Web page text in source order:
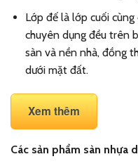
Lớp đế là lớp cuối
chuyên dụng đều trên
sàn và nền nhà, đồng
dưới mặt đất.
Xem thêm
Các sản phẩm sàn nhựa